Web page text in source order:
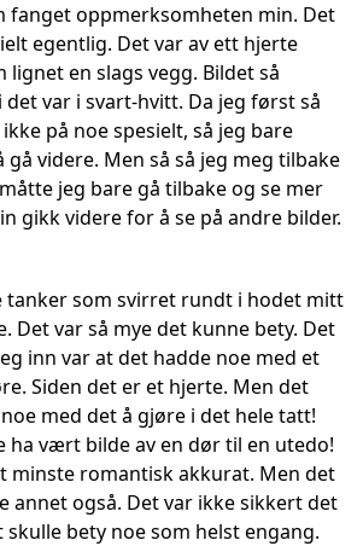
fanget oppmerksomheten min. Det
egentlig. Det var av ett hjerte
lignet en slags vegg. Bildet så
var i svart-hvitt. Da jeg først så
på noe spesielt, så jeg bare
videre. Men så så jeg meg tilbake
jeg bare gå tilbake og se mer
gikk videre for å se på andre bilder.
tanker som svirret rundt i hodet mitt
Det var så mye det kunne bety. Det
inn var at det hadde noe med et
Siden det er et hjerte. Men det
med det å gjøre i det hele tatt!
ha vært bilde av en dør til en utedo!
minste romantisk akkurat. Men det
annet også. Det var ikke sikkert det
bety noe som helst engang.